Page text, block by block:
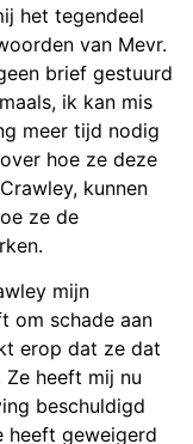
het tegendeel
van Mevr.
brief gestuurd
ik kan mis
meer tijd nodig
hoe ze deze
kunnen
ze de
mijn
om schade aan
erop dat ze dat
heeft mij nu
beschuldigd
heeft geweigerd